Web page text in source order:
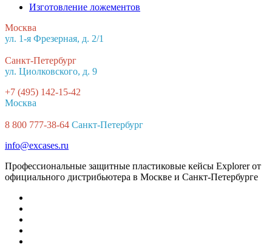
Изготовление ложементов
Москва
ул. 1-я Фрезерная, д. 2/1
Санкт-Петербург
ул. Циолковского, д. 9
+7 (495) 142-15-42
Москва
8 800 777-38-64 Санкт-Петербург
info@excases.ru
Профессиональные защитные пластиковые кейсы Explorer от
официального дистрибьютера в Москве и Санкт-Петербурге